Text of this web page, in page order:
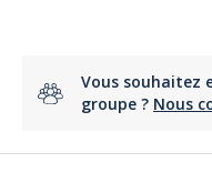
Vous souhaitez
groupe ? Nous